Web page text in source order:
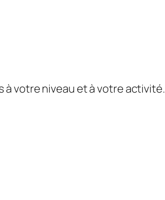
à votre niveau et à votre activité.